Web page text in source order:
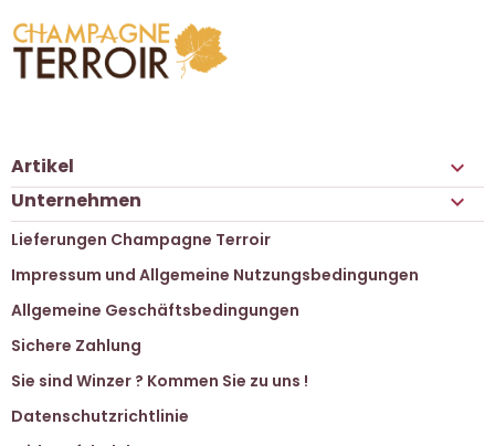
Artikel 
Unternehmen 
Lieferungen Champagne Terroir
Impressum und Allgemeine Nutzungsbedingungen
Allgemeine Geschäftsbedingungen
Sichere Zahlung
Sie sind Winzer ? Kommen Sie zu uns !
Datenschutzrichtlinie